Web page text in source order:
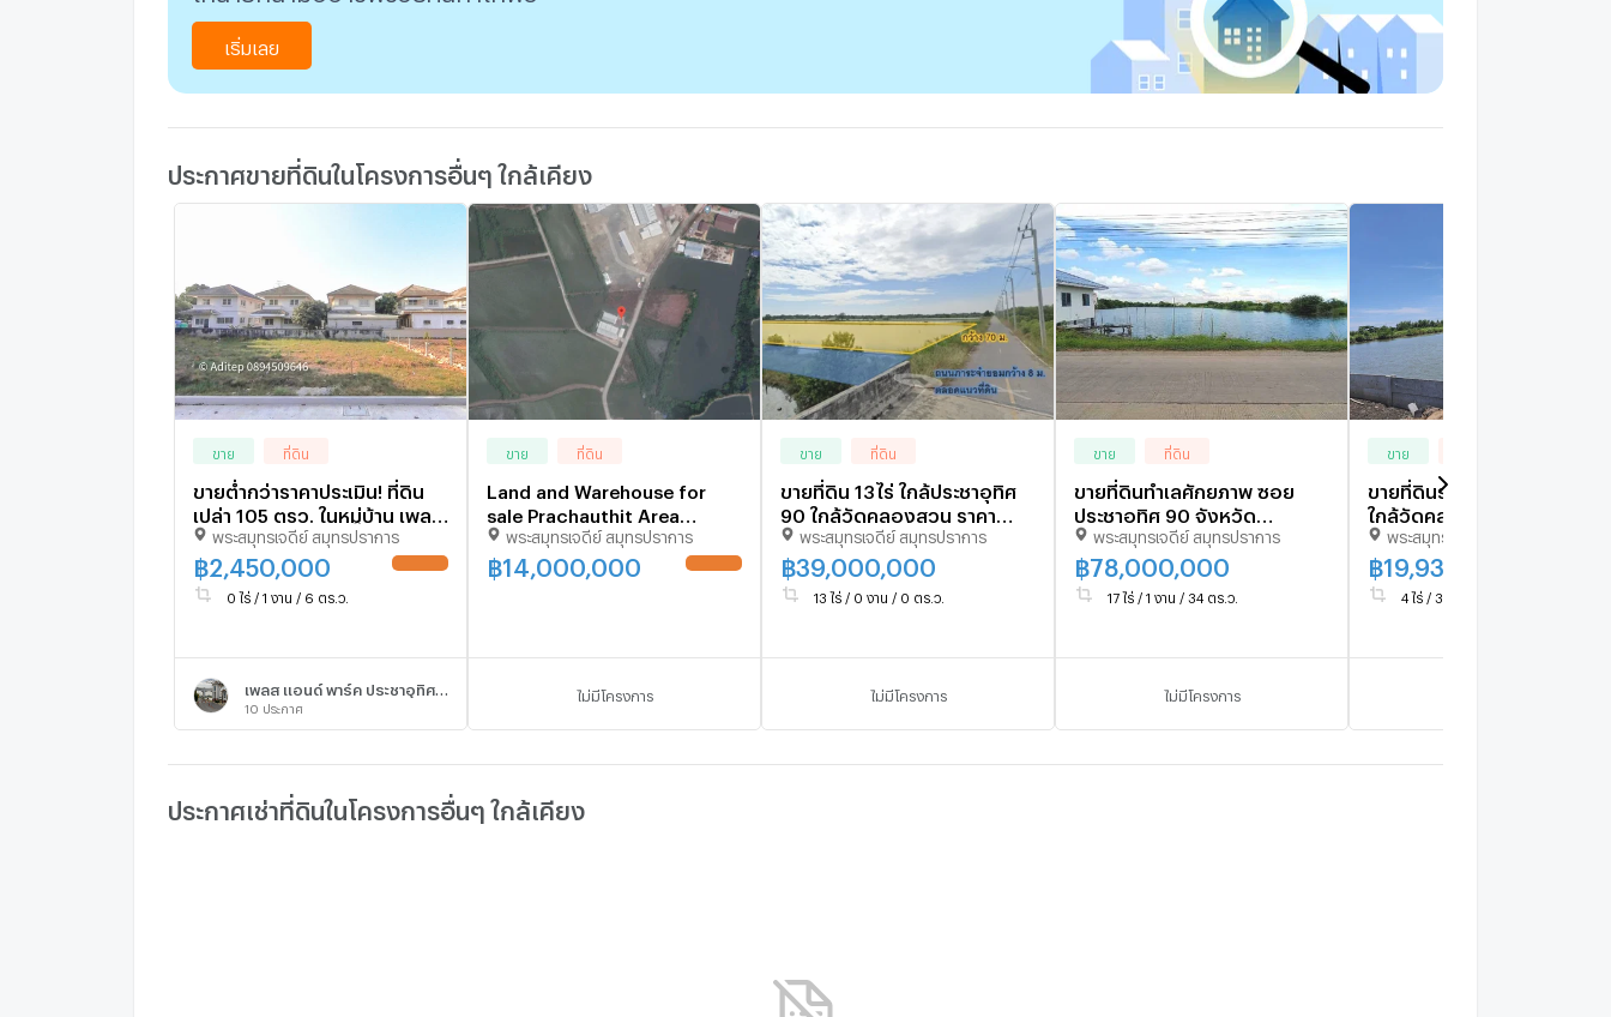
เริ่มเลย
ประกาศขายที่ดินในโครงการอื่นๆ ใกล้เคียง
ขาย ที่ดิน
ขายต่ำกว่าราคาประเมิน! ที่ดิน
เปล่า 105 ตรว. ในหมู่บ้าน เพลส
แอนด์ พาร์ค ประชาอุทิศ 90
ที่ดินหน้าสวน ติดถนนเมน หา
ยาก เหมาะสร้างบ้านในฝัน!
พระสมุทรเจดีย์ สมุทรปราการ
฿2,450,000
0 ไร่ / 1 งาน / 6 ตร.ว.
เพลส แอนด์ พาร์ค ประชาอุทิศ 90
10 ประกาศ
ขาย ที่ดิน
Land and Warehouse for
sale Prachauthit Area
studio, for sale
พระสมุทรเจดีย์ สมุทรปราการ
฿14,000,000
ไม่มีโครงการ
ขาย ที่ดิน
ขายที่ดิน 13ไร่ ใกล้ประชาอุทิศ
90 ใกล้วัดคลองสวน ราคา
เพียง 7,500 บ./ตร.ว. เหมาะ
หมู่บ้านจัดสรรและคลังสินค้า
พระสมุทรเจดีย์ สมุทรปราการ
฿39,000,000
13 ไร่ / 0 งาน / 0 ตร.ว.
ไม่มีโครงการ
ขาย ที่ดิน
ขายที่ดินทำเลศักยภาพ ซอย
ประชาอุทิศ 90 จังหวัด
สมุทรปราการ
พระสมุทรเจดีย์ สมุทรปราการ
฿78,000,000
17 ไร่ / 1 งาน / 34 ตร.ว.
ไม่มีโครงการ
ขาย
ขายที่ดินราคาถูก 4-3-93 ไร่
ใกล้วัดคลองสวน พระสมุทร
เจดีย์ สมุทรปราการ
พระสมุทรเจดีย์ สมุทรปราการ
฿19,930,000
4 ไร่ / 3 งาน / 93 ตร.ว.
ประกาศเช่าที่ดินในโครงการอื่นๆ ใกล้เคียง